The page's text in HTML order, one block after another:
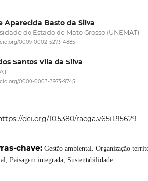
Aparecida Basto da Silva
do Estado de Mato Grosso (UNEMAT)
0009-0002-5273-4885
Santos Vila da Silva
0000-0003-3973-9745
doi.org/10.5380/raega.v65i1.95629
chave: Gestão ambiental, Organização
Paisagem integrada, Sustentabilidade.